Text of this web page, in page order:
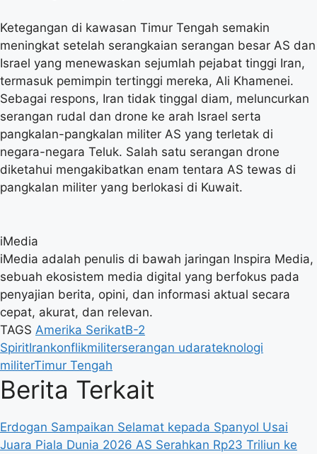
Ketegangan di kawasan Timur Tengah semakin
meningkat setelah serangkaian serangan besar AS dan
Israel yang menewaskan sejumlah pejabat tinggi Iran,
termasuk pemimpin tertinggi mereka, Ali Khamenei.
Sebagai respons, Iran tidak tinggal diam, meluncurkan
serangan rudal dan drone ke arah Israel serta
pangkalan-pangkalan militer AS yang terletak di
negara-negara Teluk. Salah satu serangan drone
diketahui mengakibatkan enam tentara AS tewas di
pangkalan militer yang berlokasi di Kuwait.
iMedia
iMedia adalah penulis di bawah jaringan Inspira Media,
sebuah ekosistem media digital yang berfokus pada
penyajian berita, opini, dan informasi aktual secara
cepat, akurat, dan relevan.
TAGS Amerika SerikatB-2
SpiritIrankonflikmiliterserangan udarateknologi
militerTimur Tengah
Berita Terkait
Erdogan Sampaikan Selamat kepada Spanyol Usai
Juara Piala Dunia 2026 AS Serahkan Rp23 Triliun ke